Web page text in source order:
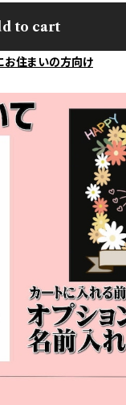
to cart
お住まいの方向け